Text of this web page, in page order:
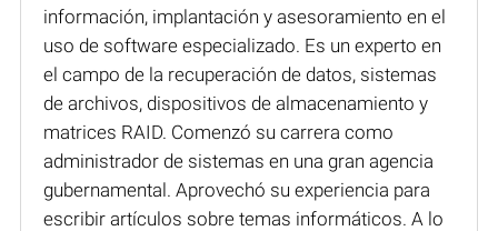
información, implantación y asesoramiento en el
uso de software especializado. Es un experto en
el campo de la recuperación de datos, sistemas
de archivos, dispositivos de almacenamiento y
matrices RAID. Comenzó su carrera como
administrador de sistemas en una gran agencia
gubernamental. Aprovechó su experiencia para
escribir artículos sobre temas informáticos. A lo